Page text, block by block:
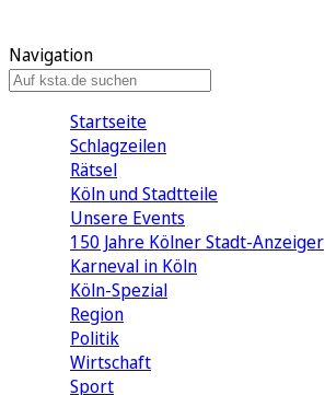
Navigation
Startseite
Schlagzeilen
Rätsel
Köln und Stadtteile
Unsere Events
150 Jahre Kölner Stadt-Anzeiger
Karneval in Köln
Köln-Spezial
Region
Politik
Wirtschaft
Sport